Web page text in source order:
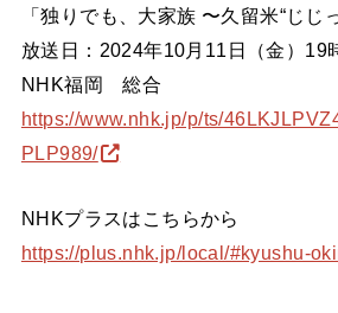
「独りでも、大家族 〜久留米“じじ
放送日：2024年10月11日（金）19
NHK福岡 総合
https://www.nhk.jp/p/ts/
PLP989/
NHKプラスはこちらから
https://plus.nhk.jp/local/#kyushu-